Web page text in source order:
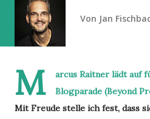
Von Jan
M arcus Raitner lädt auf
Blogparade (Beyond
Mit Freude stelle ich fest, dass